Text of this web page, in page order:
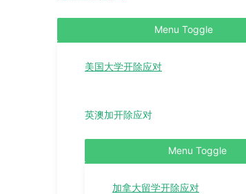
Menu Toggle
美国大学开除应对
英澳加开除应对
Menu Toggle
加拿大留学开除应对